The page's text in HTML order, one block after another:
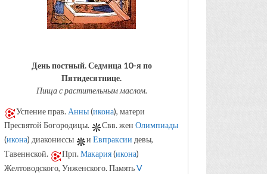
День постный.Седмица 10-я по
Пятидесятнице.
Пища с растительным маслом.
Успение прав. Анны(икона), матери
Пресвятой Богородицы.
Свв. жен Олимпиады
(икона) диакониссы и Евпраксии девы,
Тавеннской.
Прп.Макария(икона)
Желтоводского, Унженского. ПамятьV